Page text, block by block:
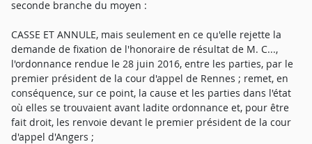
seconde branche du moyen :
CASSE ET ANNULE, mais seulement en ce qu'elle rejette la
demande de fixation de l'honoraire de résultat de M. C...,
l'ordonnance rendue le 28 juin 2016, entre les parties, par le
premier président de la cour d'appel de Rennes ; remet, en
conséquence, sur ce point, la cause et les parties dans l'état
où elles se trouvaient avant ladite ordonnance et, pour être
fait droit, les renvoie devant le premier président de la cour
d'appel d'Angers ;